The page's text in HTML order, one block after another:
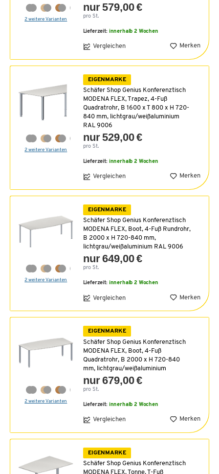
2 weitere Varianten
nur 579,00 €
pro St.
Lieferzeit: innerhalb 2 Wochen
Vergleichen Merken
2 weitere Varianten
EIGENMARKE
Schäfer Shop Genius Konferenztisch
MODENA FLEX, Trapez, 4-Fuß
Quadratrohr, B 1600 x T 800 x H 720-
840 mm, lichtgrau/weißaluminium
RAL 9006
nur 529,00 €
pro St.
Lieferzeit: innerhalb 2 Wochen
Vergleichen Merken
2 weitere Varianten
EIGENMARKE
Schäfer Shop Genius Konferenztisch
MODENA FLEX, Boot, 4-Fuß Rundrohr,
B 2000 x H 720-840 mm,
lichtgrau/weißaluminium RAL 9006
nur 649,00 €
pro St.
Lieferzeit: innerhalb 2 Wochen
Vergleichen Merken
2 weitere Varianten
EIGENMARKE
Schäfer Shop Genius Konferenztisch
MODENA FLEX, Boot, 4-Fuß
Quadratrohr, B 2000 x H 720-840
mm, lichtgrau/weißaluminium
nur 679,00 €
pro St.
Lieferzeit: innerhalb 2 Wochen
Vergleichen Merken
EIGENMARKE
Schäfer Shop Genius Konferenztisch
MODENA FLEX, Tonne, T-Fuß